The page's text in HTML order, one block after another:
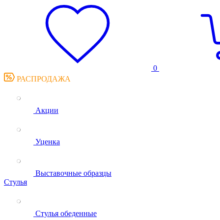
0
РАСПРОДАЖА
Акции
Уценка
Выставочные образцы
Стулья
Стулья обеденные